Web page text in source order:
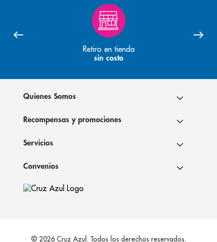
Retiro en tienda
sin costo
Quienes Somos
Recompensas y promociones
Servicios
Convenios
© 2026 Cruz Azul. Todos los derechos reservados.